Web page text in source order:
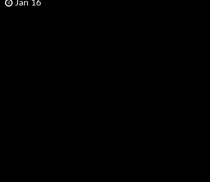
Jan 16